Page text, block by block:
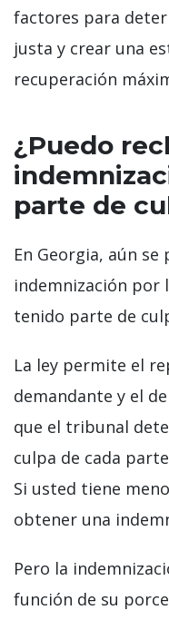
factores para
justa y crear una
recuperación
¿Puedo
parte de
En Georgia, aún
indemnización por
tenido parte de
La ley permite el
demandante y el
que el tribunal
culpa de cada
Si usted tiene
obtener una
Pero la
función de su